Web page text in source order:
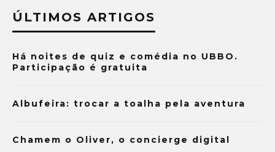
ÚLTIMOS ARTIGOS
Há noites de quiz e comédia no UBBO.
Participação é gratuita
Albufeira: trocar a toalha pela aventura
Chamem o Oliver, o concierge digital